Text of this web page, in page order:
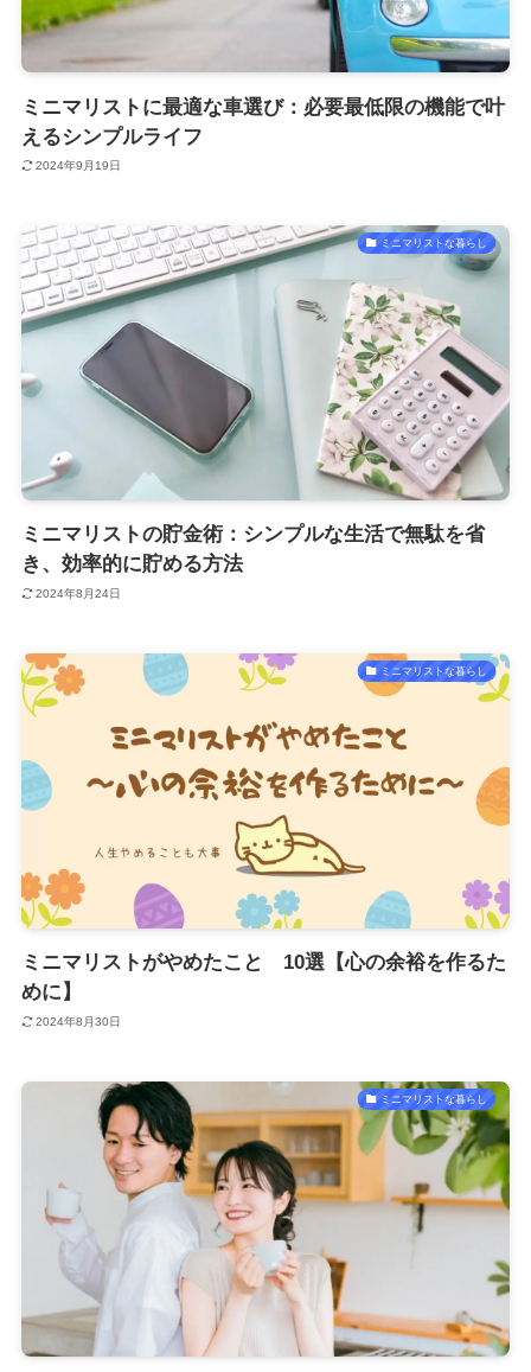
ミニマリストに最適な車選び：必要最低限の機能で叶
えるシンプルライフ
2024年9月19日
ミニマリストな暮らし
ミニマリストの貯金術：シンプルな生活で無駄を省
き、効率的に貯める方法
2024年8月24日
ミニマリストな暮らし
ミニマリストがやめたこと 10選【心の余裕を作るた
めに】
2024年8月30日
ミニマリストな暮らし